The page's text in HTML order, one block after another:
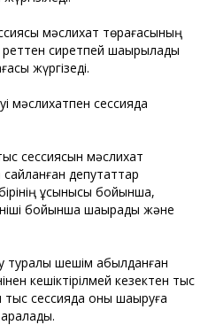
мәслихат төрағасының
сиретпей шақырылады
жүргізеді.
мәслихатпен сессияда
сессиясын мәслихат
депутаттар
ұсынысы бойынша,
бойынша шақырады және
туралы шешім қабылданған
кешіктірілмей кезектен тыс
сессияда оны шақыруға